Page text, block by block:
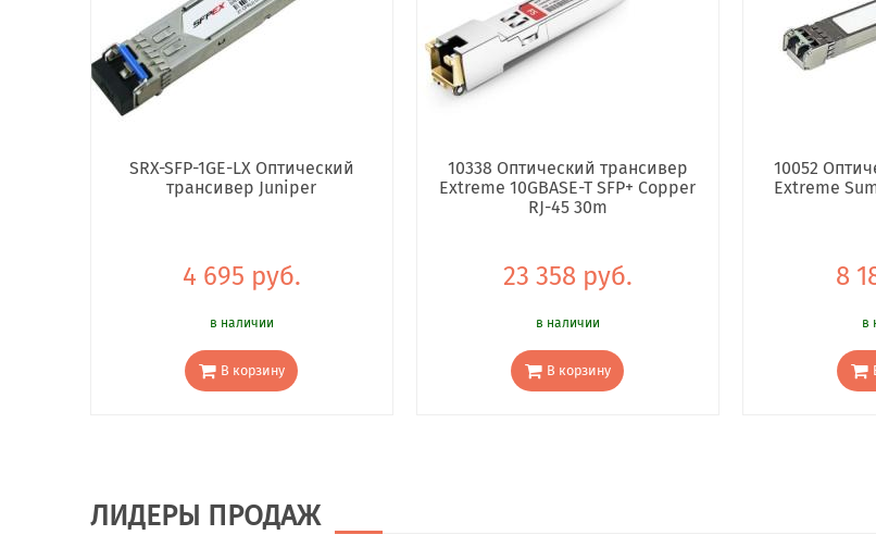
SRX-SFP-1GE-LX Оптический
трансивер Juniper
4 695 руб.
в наличии
В корзину
10338 Оптический трансивер
Extreme 10GBASE-T SFP+ Copper
RJ-45 30m
23 358 руб.
в наличии
В корзину
10052
Extreme
8
в
ЛИДЕРЫ ПРОДАЖ